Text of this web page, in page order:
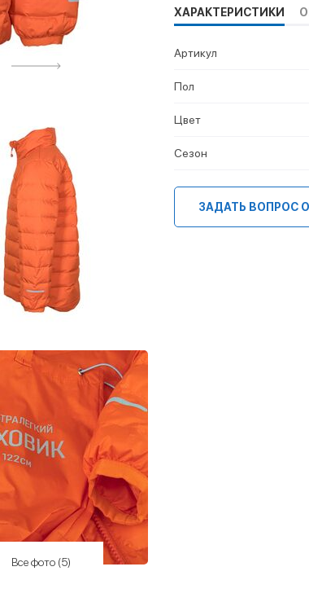
Все фото (5)
ХАРАКТЕРИСТИКИ
Артикул
Пол
Цвет
Сезон
ЗАДАТЬ ВОПРОС